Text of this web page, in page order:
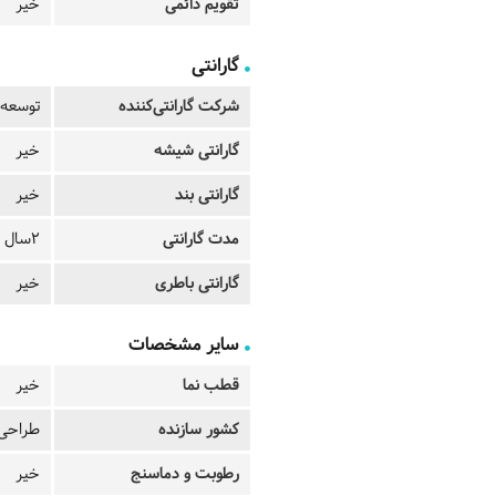
گارانتی
شرکت گارانتی‌کننده
گارانتی شیشه
خیر
گارانتی بند
خیر
مدت گارانتی
2سال
گارانتی باطری
خیر
سایر مشخصات
قطب نما
خیر
کشور سازنده
طراحی
رطوبت و دماسنج
خیر